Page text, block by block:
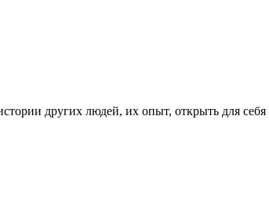
других людей, их опыт, открыть для